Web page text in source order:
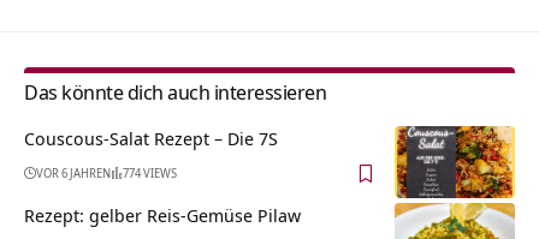
Das könnte dich auch interessieren
Couscous-Salat Rezept – Die 7S
VOR 6 JAHREN 774 VIEWS
Rezept: gelber Reis-Gemüse Pilaw